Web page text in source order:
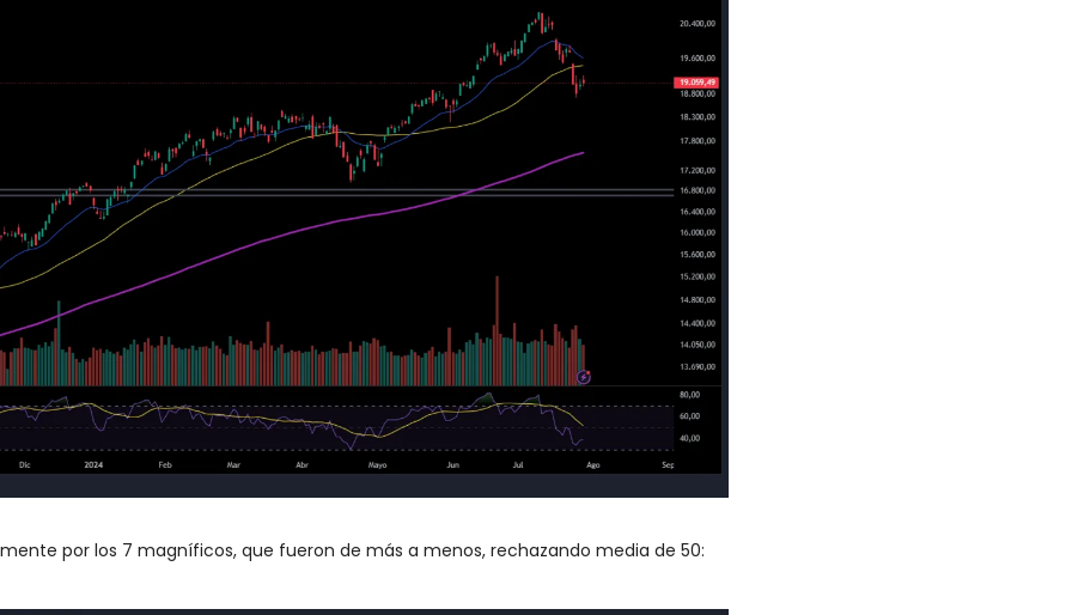
por los 7 magníficos, que fueron de más a menos, rechazando media de 50: